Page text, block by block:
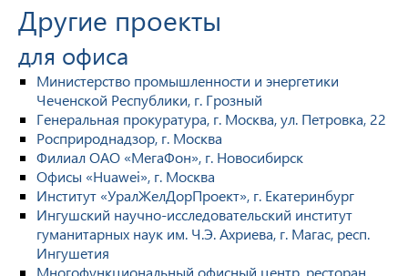
Другие проекты
для офиса
Министерство промышленности и энергетики
Чеченской Республики, г. Грозный
Генеральная прокуратура, г. Москва, ул. Петровка, 22
Росприроднадзор, г. Москва
Филиал ОАО «МегаФон», г. Новосибирск
Офисы «Huawei», г. Москва
Институт «УралЖелДорПроект», г. Екатеринбург
Ингушский научно-исследовательский институт
гуманитарных наук им. Ч.Э. Ахриева, г. Магас, респ.
Ингушетия
Многофункциональный офисный центр, ресторан